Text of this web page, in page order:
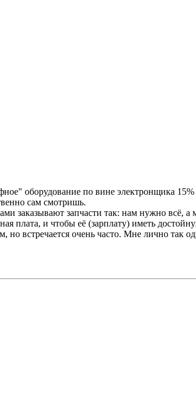
оборудование по вине электронщика
сам смотришь.
заказывают запчасти так: нам нужно всё, а
плата, и чтобы её (зарплату) иметь
но встречается очень часто. Мне лично так